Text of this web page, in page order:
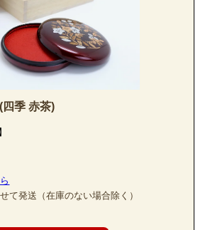
四季 赤茶)
て発送（在庫のない場合除く）